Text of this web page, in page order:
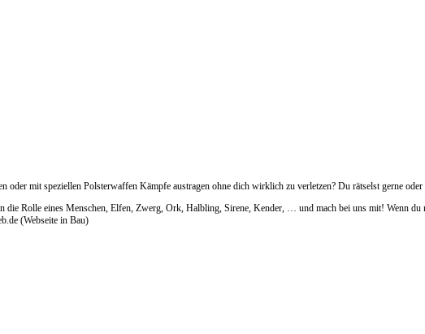
mit speziellen Polsterwaffen Kämpfe austragen ohne dich wirklich zu verletzen? Du rätselst gerne
Rolle eines Menschen, Elfen, Zwerg, Ork, Halbling, Sirene, Kender, … und mach bei uns mit! Wenn
(Webseite in Bau)